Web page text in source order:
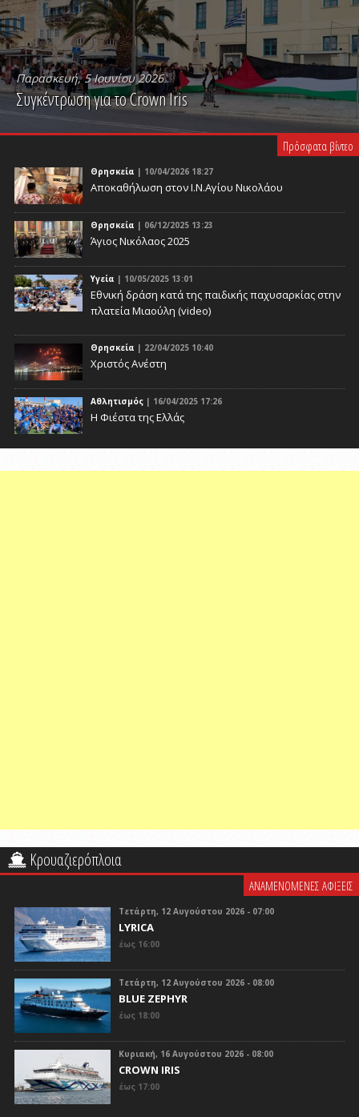
Παρασκευή, 5 Ιουνίου 2026
Συγκέντρωση για το Crown Iris
PLAY VIDEO
Πρόσφατα βίντεο
Θρησκεία | 10/04/2026 18:27
Αποκαθήλωση στον Ι.Ν.Αγίου Νικολάου
Θρησκεία | 06/12/2025 13:23
Άγιος Νικόλαος 2025
Υγεία | 10/05/2025 13:01
Eθνική δράση κατά της παιδικής παχυσαρκίας στην
πλατεία Μιαούλη (video)
Θρησκεία | 22/04/2025 10:40
Χριστός Ανέστη
Αθλητισμός | 16/04/2025 17:26
Η Φιέστα της Ελλάς
Κρουαζιερόπλοια
ΑΝΑΜΕΝΟΜΕΝΕΣ ΑΦΙΞΕΙΣ
Τετάρτη, 12 Αυγούστου 2026 - 07:00
LYRICA
έως 16:00
Τετάρτη, 12 Αυγούστου 2026 - 08:00
BLUE ZEPHYR
έως 18:00
Κυριακή, 16 Αυγούστου 2026 - 08:00
CROWN IRIS
έως 17:00